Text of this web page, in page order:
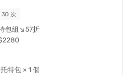
發，探索未來的可能。」的精
境的珍惜情感，融入到我們的產
這個計畫為核心，透過對材質及
步，為地球永續多盡一份心力。
30 次
包組↘57折
特包 × 1 個